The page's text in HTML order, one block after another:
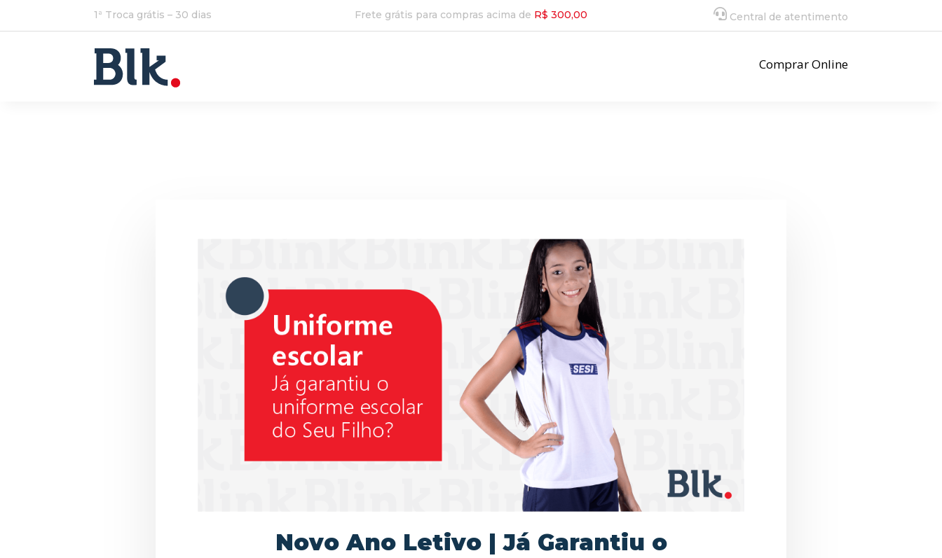
1ª Troca grátis – 30 dias Frete grátis para compras acima de R$ 300,00 Central de atentimento
Comprar Online
Novo Ano Letivo | Já Garantiu o